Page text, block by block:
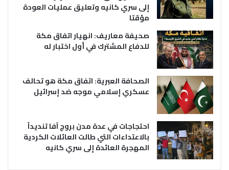
إلى سري كانيه وتعليق عمليات العودة
مؤقتا
صحيفة معاريف: انهيار اتفاق مكة
للدفاع المشترك في أول اختبار له
الصحافة العبرية: اتفاق مكة هو تحالف
عسكري إسلامي موجه ضد إسرائيل
احتجاجات في عدة مدن بروج آفا تنديداً
بالاعتداءات التي طالت العائلات الكردية
المهجرة العائدة إلى سري كانيه